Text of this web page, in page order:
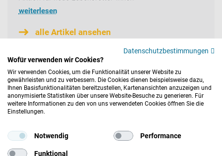
weiterlesen
alle Artikel ansehen
© 2026 DRK-Blutspendedienst Baden-Württemberg – Hessen
gemeinnützige GmbH
IMPRESSUM
Datenschutzbestimmungen
Wofür verwenden wir Cookies?
Wir verwenden Cookies, um die Funktionalität unserer Website zu
gewährleisten und zu verbessern. Die Cookies dienen beispielsweise dazu,
Ihnen Basisfunktionalitäten bereitzustellen, Kartenansichten anzuzeigen und
anonymisierte Statistiken über unsere Website-Besuche zu generieren. Für
weitere Informationen zu den von uns verwendeten Cookies öffnen Sie die
Einstellungen.
Notwendig Performance
Funktional